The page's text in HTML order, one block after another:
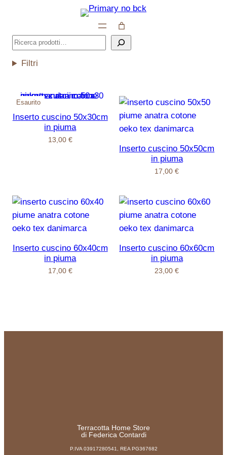
contenuto
Cerca
Filtri
Esaurito
Inserto cuscino 50x30cm
in piuma
13,00 €
Inserto cuscino 50x50cm
in piuma
17,00€
Inserto cuscino 60x40cm
in piuma
17,00 €
Inserto cuscino 60x60cm
in piuma
23,00€
Terracotta Home Store
di Federica Contardi
P.IVA 03917280541, REA PG367682